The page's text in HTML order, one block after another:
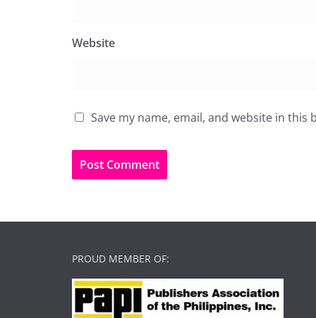
Website
Save my name, email, and website in
PROUD MEMBER OF: